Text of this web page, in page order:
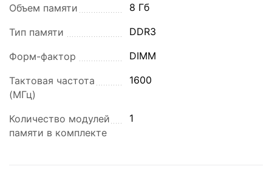
Объем памяти 8 Гб
Тип памяти DDR3
Форм-фактор DIMM
Тактовая частота
(МГц)
1600
Количество модулей
памяти в комплекте
1